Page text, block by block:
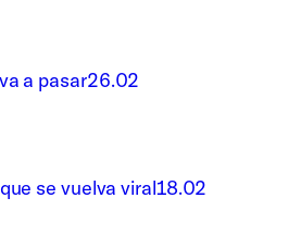
a pasar26.02
se vuelva viral18.02